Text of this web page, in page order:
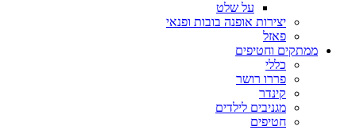
על שלט
יצירות אופנה בובות ופנאי
פאזל
ממתקים וחטיפים
כללי
פררו רושר
קינדר
מגניבים לילדים
חטיפים